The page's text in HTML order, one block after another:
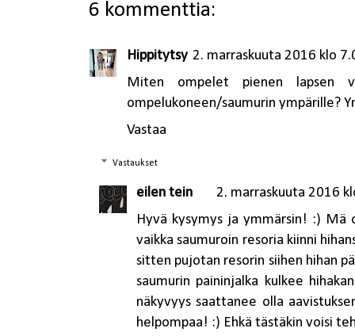
6 kommenttia:
Hippitytsy 2. marraskuuta 2016 klo
Miten ompelet pienen lapsen
ompelukoneen/saumurin ympärille?
Vastaa
Vastaukset
eilen tein
2. marraskuuta 2016
Hyvä kysymys ja ymmärsin! :) Mä
vaikka saumuroin resoria kiinni
sitten pujotan resorin siihen hihan
saumurin paininjalka kulkee
näkyvyys saattanee olla
helpompaa! :) Ehkä tästäkin voisi